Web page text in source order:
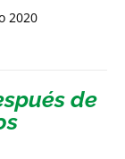
2020
de